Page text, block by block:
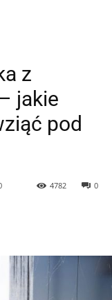
z
jakie
pod
0
4782